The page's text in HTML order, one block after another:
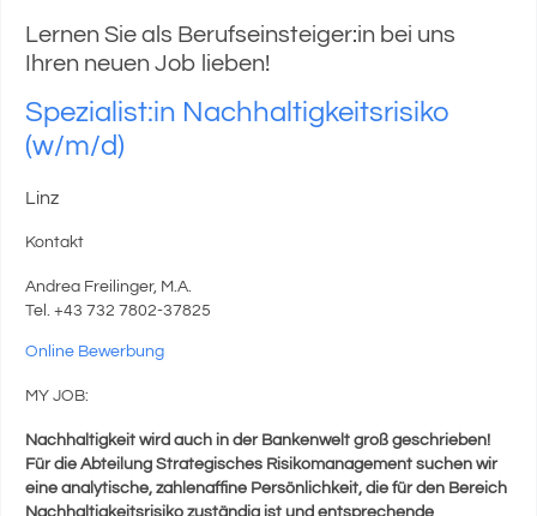
Lernen Sie als Berufseinsteiger:in bei uns
Ihren neuen Job lieben!
Spezialist:in Nachhaltigkeitsrisiko
(w/m/d)
Linz
Kontakt
Andrea Freilinger, M.A.
Tel. +43 732 7802-37825
Online Bewerbung
MY JOB:
Nachhaltigkeit wird auch in der Bankenwelt groß geschrieben!
Für die Abteilung Strategisches Risikomanagement suchen wir
eine analytische, zahlenaffine Persönlichkeit, die für den Bereich
Nachhaltigkeitsrisiko zuständig ist und entsprechende